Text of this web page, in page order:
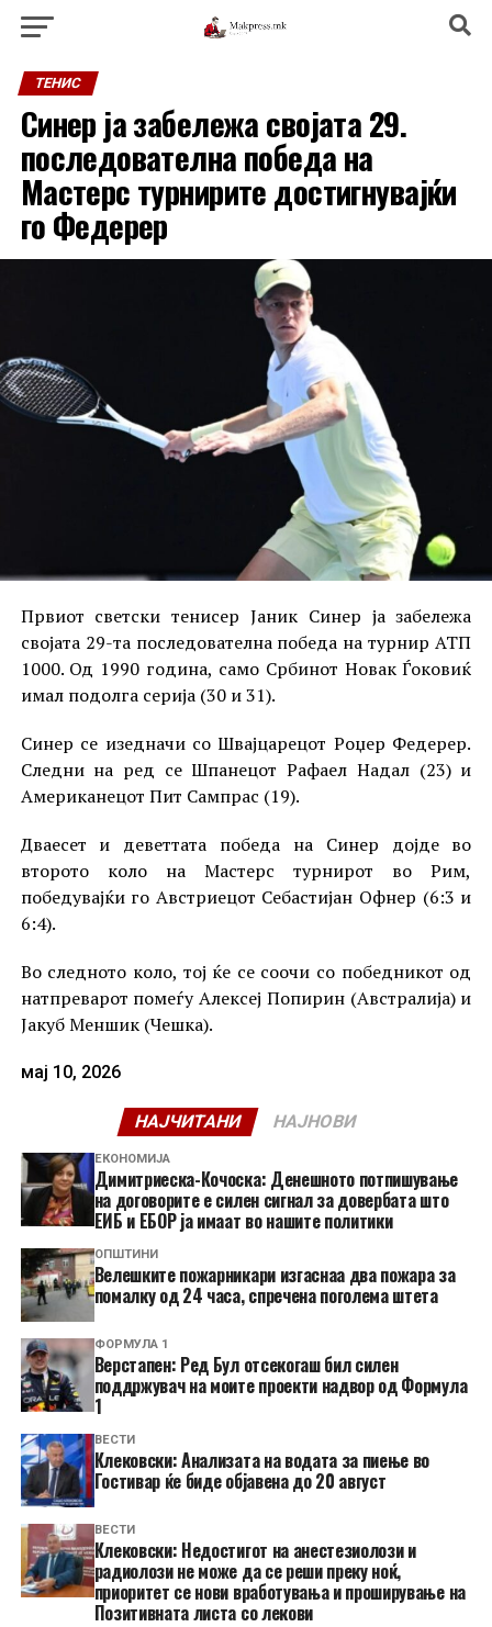
ТЕНИС
Синер ја забележа својата 29.
последователна победа на
Мастерс турнирите достигнувајќи
го Федерер
Првиот светски тенисер Јаник Синер ја забележа
својата 29-та последователна победа на турнир АТП
1000. Од 1990 година, само Србинот Новак Ѓоковиќ
имал подолга серија (30 и 31).
Синер се изедначи со Швајцарецот Роџер Федерер.
Следни на ред се Шпанецот Рафаел Надал (23) и
Американецот Пит Сампрас (19).
Дваесет и деветтата победа на Синер дојде во
второто коло на Мастерс турнирот во Рим,
победувајќи го Австриецот Себастијан Офнер (6:3 и
6:4).
Во следното коло, тој ќе се соочи со победникот од
натпреварот помеѓу Алексеј Попирин (Австралија) и
Јакуб Меншик (Чешка).
мај 10, 2026
НАЈЧИТАНИ НАЈНОВИ
ЕКОНОМИЈА
Димитриеска-Кочоска: Денешното потпишување
на договорите е силен сигнал за довербата што
ЕИБ и ЕБОР ја имаат во нашите политики
ОПШТИНИ
Велешките пожарникари изгаснаа два пожара за
помалку од 24 часа, спречена поголема штета
ФОРМУЛА 1
Верстапен: Ред Бул отсекогаш бил силен
поддржувач на моите проекти надвор од Формула
1
ВЕСТИ
Клековски: Анализата на водата за пиење во
Гостивар ќе биде објавена до 20 август
ВЕСТИ
Клековски: Недостигот на анестезиолози и
радиолози не може да се реши преку ноќ,
приоритет се нови вработувања и проширување на
Позитивната листа со лекови